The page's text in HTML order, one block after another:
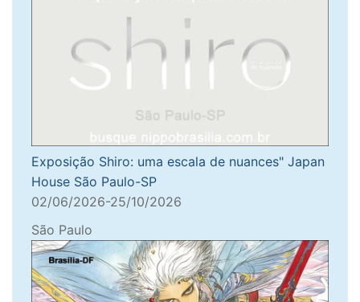
Exposição Shiro: uma escala de nuances" Japan
House São Paulo-SP
02/06/2026-25/10/2026
São Paulo